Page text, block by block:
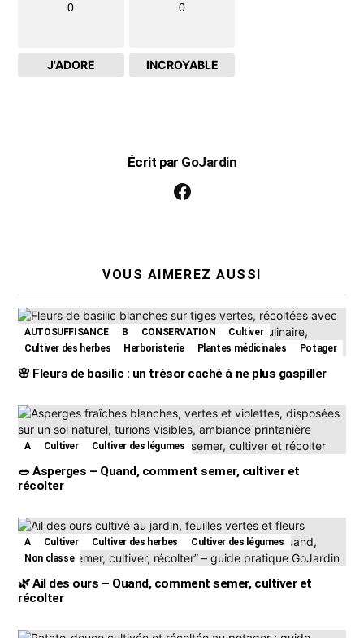
0
J'ADORE
0
INCROYABLE
Écrit par GoJardin
VOUS AIMEREZ AUSSI
AUTOSUFFISANCE B CONSERVATION
Cultiver
Cultiver des herbes
Herboristerie Plantes médicinales Potager
🌸 Fleurs de basilic : un trésor caché à ne plus gaspiller
A Cultiver Cultiver des légumes
🥗 Asperges – Quand, comment semer, cultiver et
récolter
A Cultiver Cultiver des herbes
Cultiver des légumes
Non classe
🌿 Ail des ours – Quand, comment semer, cultiver et
récolter